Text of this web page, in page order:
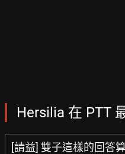
Hersilia 在 PTT
[請益] 雙子這樣的回答